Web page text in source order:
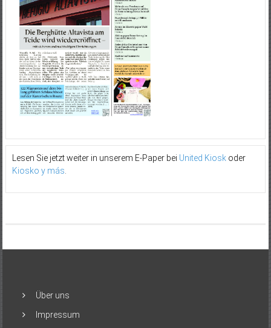
Lesen Sie jetzt weiter in unserem E-Paper bei United Kioskoder
Kiosko y más
Über uns
Impressum